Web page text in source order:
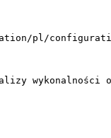
pl/
wykonalności